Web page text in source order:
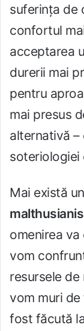
suferința de
confortul
acceptarea
durerii mai
pentru
mai presus
alternativă –
soteriologiei
Mai există
omenirea va
vom
resursele
vom muri
fost făcută